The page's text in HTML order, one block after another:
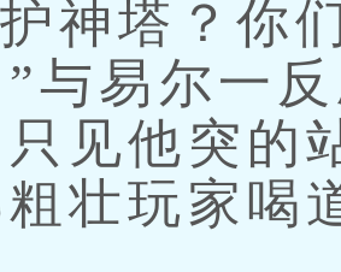
神塔？你
与易尔一
只见他突的
壮玩家喝